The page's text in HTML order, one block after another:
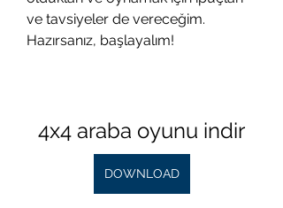
ve tavsiyeler de vereceğim.
Hazırsanız, başlayalım!
4x4 araba oyunu indir
DOWNLOAD